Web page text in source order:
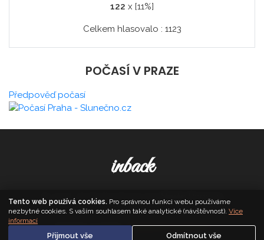
122 x [11%]
Celkem hlasovalo : 1123
POČASÍ V PRAZE
Předpověď počasí
inback
© 2026. All Rights Reserved, Media Populus
Zásady cookies·Nastavení soukromí
Tento web používá cookies. Pro správnou funkci webu používáme
nezbytné cookies. S vaším souhlasem také analytické (návštěvnost). Více
informací
Přijmout vše Odmítnout vše